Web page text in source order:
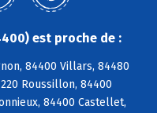
est proche de :
84400 Villars, 84480
Roussillon, 84400
84400 Castellet,